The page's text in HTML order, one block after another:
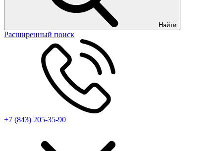
Найти
Расширенный поиск
+7 (843) 205-35-90